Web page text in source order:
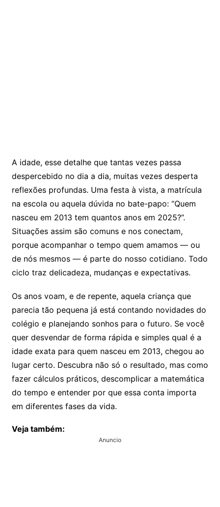
A idade, esse detalhe que tantas vezes passa
despercebido no dia a dia, muitas vezes desperta
reflexões profundas. Uma festa à vista, a matrícula
na escola ou aquela dúvida no bate-papo: “Quem
nasceu em 2013 tem quantos anos em 2025?”.
Situações assim são comuns e nos conectam,
porque acompanhar o tempo quem amamos — ou
de nós mesmos — é parte do nosso cotidiano. Todo
ciclo traz delicadeza, mudanças e expectativas.
Os anos voam, e de repente, aquela criança que
parecia tão pequena já está contando novidades do
colégio e planejando sonhos para o futuro. Se você
quer desvendar de forma rápida e simples qual é a
idade exata para quem nasceu em 2013, chegou ao
lugar certo. Descubra não só o resultado, mas como
fazer cálculos práticos, descomplicar a matemática
do tempo e entender por que essa conta importa
em diferentes fases da vida.
Veja também:
Anuncio